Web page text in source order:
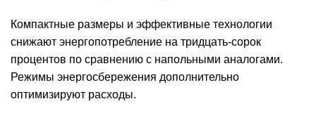
Компактные размеры и эффективные технологии
снижают энергопотребление на тридцать-сорок
процентов по сравнению с напольными аналогами.
Режимы энергосбережения дополнительно
оптимизируют расходы.